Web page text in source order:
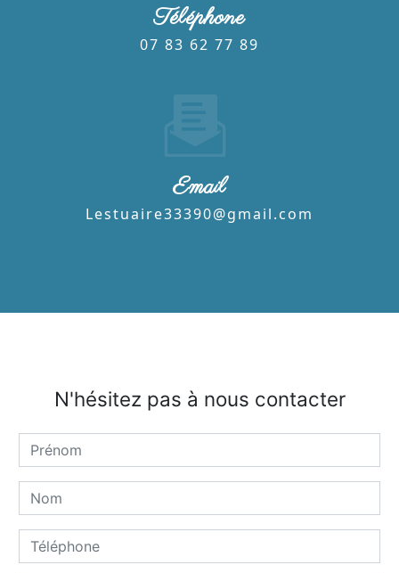
Téléphone
07 83 62 77 89
Email
lestuaire33390@gmail.com
N'hésitez pas à nous contacter